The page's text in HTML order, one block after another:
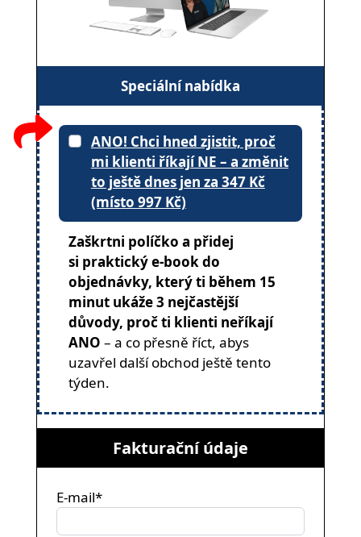
Speciální nabídka
ANO! Chci hned zjistit, proč
mi klienti říkají NE – a změnit
to ještě dnes jen za 347 Kč
(místo 997 Kč)
Zaškrtni políčko a přidej
si praktický e-book do
objednávky, který ti během 15
minut ukáže 3 nejčastější
důvody, proč ti klienti neříkají
ANO – a co přesně říct, abys
uzavřel další obchod ještě tento
týden.
Fakturační údaje
E-mail*